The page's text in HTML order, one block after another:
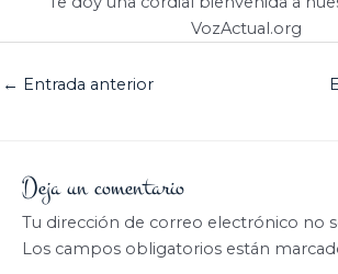
VozActual.org
← Entrada anterior
Deja un comentario
Tu dirección de correo electrónico no
Los campos obligatorios están